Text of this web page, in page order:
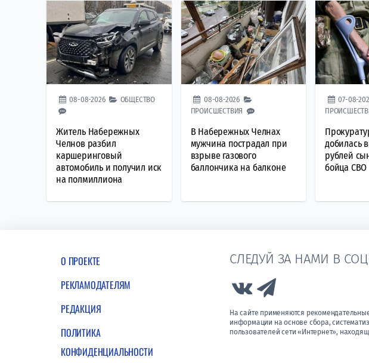
08-08-2026 ОБЩЕСТВО
Житель Набережных
Челнов разбил
каршеринговый
автомобиль и получил иск
на полмиллиона
08-08-2026
ПРОИСШЕСТВИЯ
В Набережных Челнах
мужчина пострадал при
взрыве газового
баллончика на балконе
07-08-
добилась
рублей
бойца СВО
О ПРОЕКТЕ
РЕКЛАМОДАТЕЛЯМ
РЕДАКЦИЯ
ПОЛИТИКА
КОНФИДЕНЦИАЛЬНОСТИ
СЛЕДУЙ ЗА НАМИ В
Link to Vk
На сайте применяются
информации на основе сбора,
пользователей сети «Интернет»,